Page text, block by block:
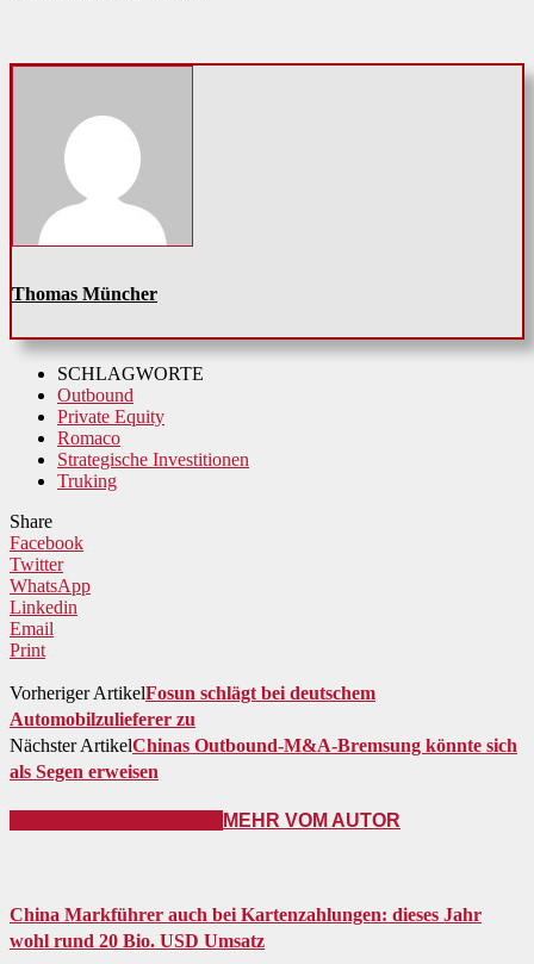
Thomas Müncher
SCHLAGWORTE
Outbound
Private Equity
Romaco
Strategische Investitionen
Truking
Share
Facebook
Twitter
WhatsApp
Linkedin
Email
Print
Vorheriger ArtikelFosun schlägt bei deutschem
Automobilzulieferer zu
Nächster ArtikelChinas Outbound-M&A-Bremsung könnte sich
als Segen erweisen
MEHR VOM AUTOR
China Markführer auch bei Kartenzahlungen: dieses Jahr
wohl rund 20 Bio. USD Umsatz